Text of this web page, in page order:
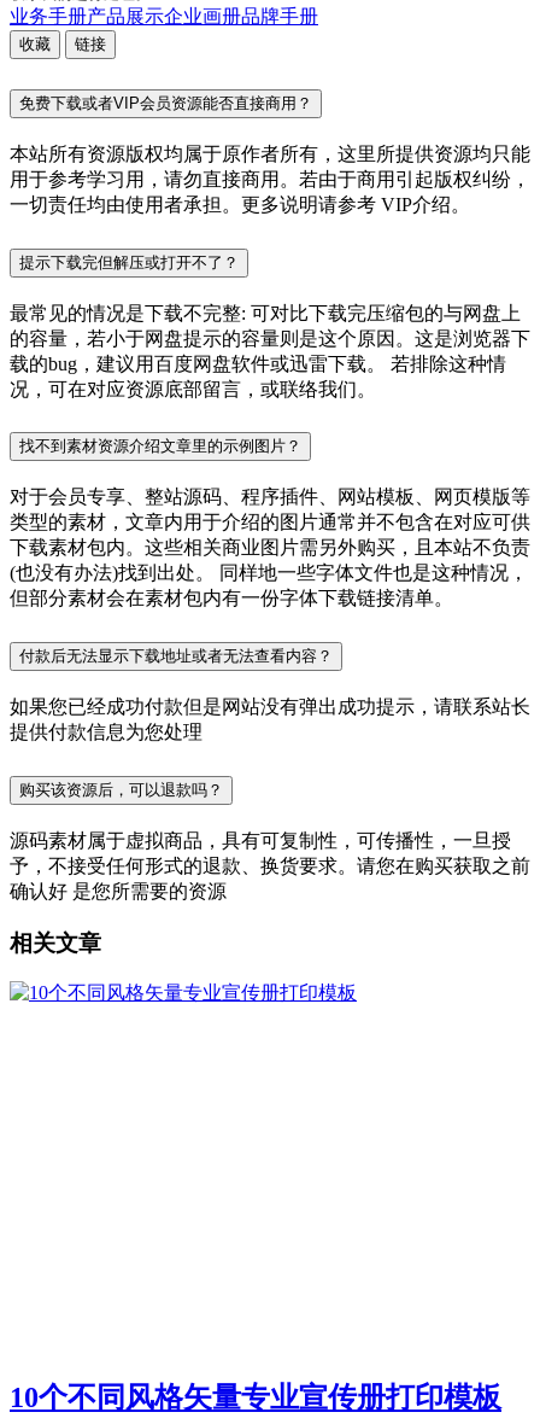
业务手册产品展示企业画册品牌手册
收藏 链接
免费下载或者VIP会员资源能否直接商用？
本站所有资源版权均属于原作者所有，这里所提供资源均只能
用于参考学习用，请勿直接商用。若由于商用引起版权纠纷，
一切责任均由使用者承担。更多说明请参考 VIP介绍。
提示下载完但解压或打开不了？
最常见的情况是下载不完整: 可对比下载完压缩包的与网盘上
的容量，若小于网盘提示的容量则是这个原因。这是浏览器下
载的bug，建议用百度网盘软件或迅雷下载。 若排除这种情
况，可在对应资源底部留言，或联络我们。
找不到素材资源介绍文章里的示例图片？
对于会员专享、整站源码、程序插件、网站模板、网页模版等
类型的素材，文章内用于介绍的图片通常并不包含在对应可供
下载素材包内。这些相关商业图片需另外购买，且本站不负责
(也没有办法)找到出处。 同样地一些字体文件也是这种情况，
但部分素材会在素材包内有一份字体下载链接清单。
付款后无法显示下载地址或者无法查看内容？
如果您已经成功付款但是网站没有弹出成功提示，请联系站长
提供付款信息为您处理
购买该资源后，可以退款吗？
源码素材属于虚拟商品，具有可复制性，可传播性，一旦授
予，不接受任何形式的退款、换货要求。请您在购买获取之前
确认好 是您所需要的资源
相关文章
10个不同风格矢量专业宣传册打印模板